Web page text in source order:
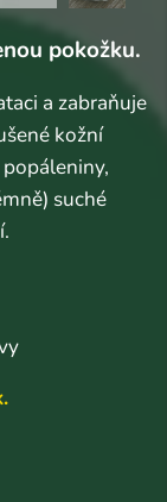
pokožku.
a zabraňuje
kožní
suché